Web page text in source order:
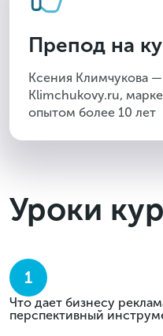
Препод на
Ксения Климчукова —
Klimchukovy.ru,
опытом более 10 лет
Уроки
1
Что дает бизнесу
перспективный